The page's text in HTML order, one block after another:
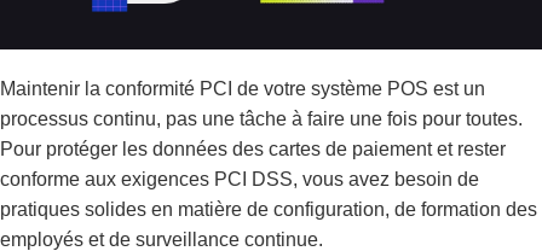
Maintenir la conformité PCI de votre système POS est un
processus continu, pas une tâche à faire une fois pour toutes.
Pour protéger les données des cartes de paiement et rester
conforme aux exigences PCI DSS, vous avez besoin de
pratiques solides en matière de configuration, de formation des
employés et de surveillance continue.